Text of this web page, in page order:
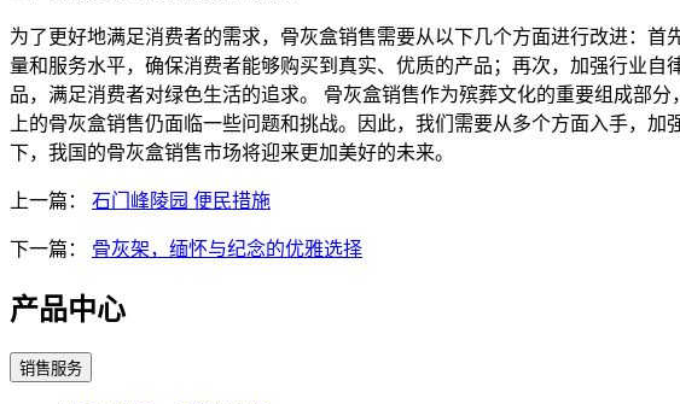
为了更好地满足消费者的需求，骨灰盒销售需要从以下几个方面进行改进：
量和服务水平，确保消费者能够购买到真实、优质的产品；再次，加强行业
品，满足消费者对绿色生活的追求。 骨灰盒销售作为殡葬文化的重要组成部
上的骨灰盒销售仍面临一些问题和挑战。因此，我们需要从多个方面入手，
下，我国的骨灰盒销售市场将迎来更加美好的未来。
上一篇： 石门峰陵园 便民措施
下一篇： 骨灰架，缅怀与纪念的优雅选择
产品中心
销售服务